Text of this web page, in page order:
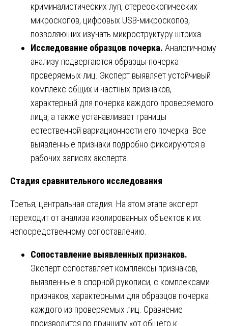
криминалистических луп, стереоскопических
микроскопов, цифровых USB-микроскопов,
позволяющих изучать микроструктуру штриха.
Исследование образцов почерка. Аналогичному
анализу подвергаются образцы почерка
проверяемых лиц. Эксперт выявляет устойчивый
комплекс общих и частных признаков,
характерный для почерка каждого проверяемого
лица, а также устанавливает границы
естественной вариационности его почерка. Все
выявленные признаки подробно фиксируются в
рабочих записях эксперта.
Стадия сравнительного исследования
Третья, центральная стадия. На этом этапе эксперт
переходит от анализа изолированных объектов к их
непосредственному сопоставлению.
Сопоставление выявленных признаков.
Эксперт сопоставляет комплексы признаков,
выявленные в спорной рукописи, с комплексами
признаков, характерными для образцов почерка
каждого из проверяемых лиц. Сравнение
производится по принципу «от общего к